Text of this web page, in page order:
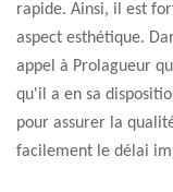
rapide. Ainsi, il est
aspect esthétique.
appel à Prolagueur
qu'il a en sa
pour assurer la
facilement le délai